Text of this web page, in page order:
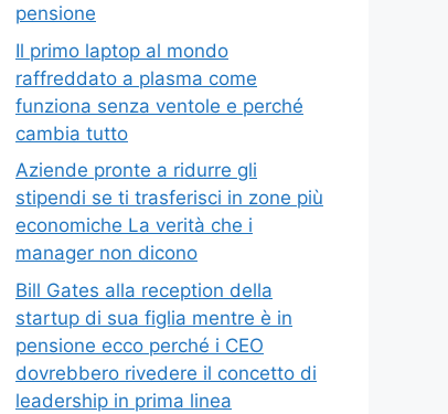
pensione
Il primo laptop al mondo
raffreddato a plasma come
funziona senza ventole e perché
cambia tutto
Aziende pronte a ridurre gli
stipendi se ti trasferisci in zone più
economiche La verità che i
manager non dicono
Bill Gates alla reception della
startup di sua figlia mentre è in
pensione ecco perché i CEO
dovrebbero rivedere il concetto di
leadership in prima linea